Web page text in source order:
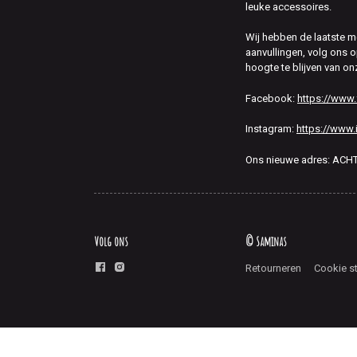
leuke accessoires.
Wij hebben de laatste
aanvullingen, volg ons
hoogte te blijven van
Facebook: https://
Instagram: https://
Ons nieuwe adres:
Volg ons © Saminas
Retourneren Cookie